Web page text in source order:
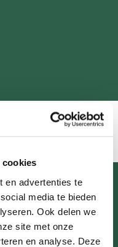
cookies
en advertenties te
media te bieden
Ook delen we
site met onze
en analyse. Deze